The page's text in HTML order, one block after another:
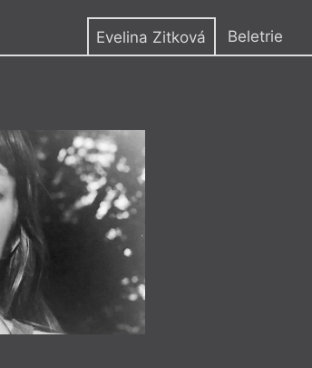
Evelina Zitková Beletrie
Studuje
redaktorka
se věnuje
Soutok
tvorbě na